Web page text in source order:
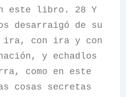
este libro. 28 Y
desarraigó de su
ira, con ira y con
y echadlos
como en este
cosas secretas